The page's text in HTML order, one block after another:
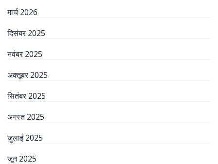
मार्च 2026
दिसंबर 2025
नवंबर 2025
अक्तूबर 2025
सितंबर 2025
अगस्त 2025
जुलाई 2025
जून 2025